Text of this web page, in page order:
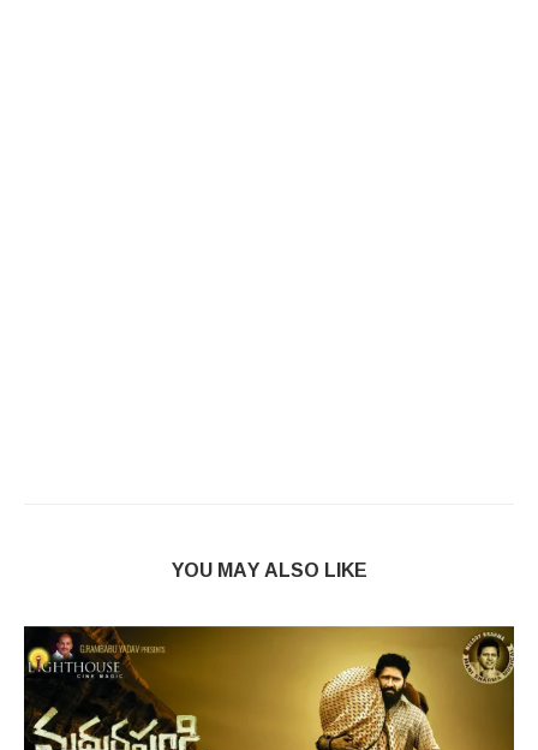
YOU MAY ALSO LIKE